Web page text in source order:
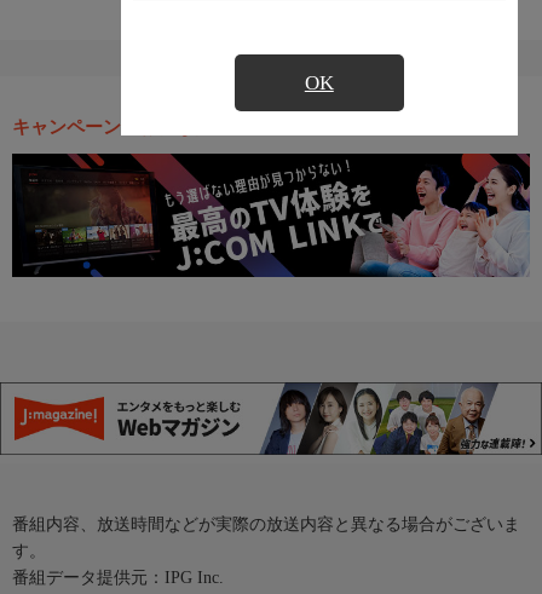
OK
キャンペーン・お得な情報
番組内容、放送時間などが実際の放送内容と異なる場合がございま
す。
番組データ提供元：IPG Inc.